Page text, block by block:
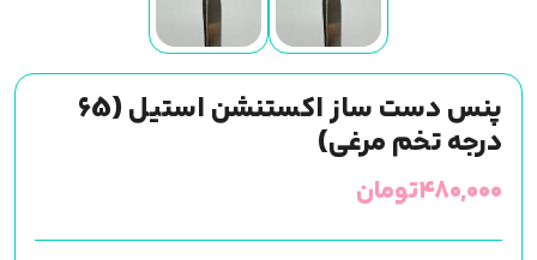
پنس دست ساز اکستنشن استیل (65
درجه تخم مرغی)
۴۸۰,۰۰۰تومان